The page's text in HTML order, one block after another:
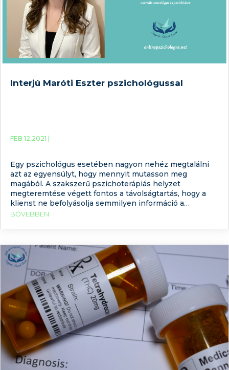
Interjú Maróti Eszter pszichológussal
FEB 12,2021 |
Egy pszichológus esetében nagyon nehéz megtalálni
azt az egyensúlyt, hogy mennyit mutasson meg
magából. A szakszerű pszichoterápiás helyzet
megteremtése végett fontos a távolságtartás, hogy a
klienst ne befolyásolja semmilyen információ a
terapeutáról. Ugyanakkor annak, akinek segítségre van
szakember választásban. Arról már írtunk, hogy mi a
BŐVEBBEN